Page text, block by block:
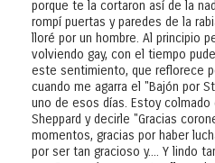
porque te la cortaron así de la
rompí puertas y paredes de la
lloré por un hombre. Al principio
volviendo gay, con el tiempo
este sentimiento, que reflorece
cuando me agarra el "Bajón por
uno de esos días. Estoy colmado
Sheppard y decirle "Gracias
momentos, gracias por haber
por ser tan gracioso y.... Y lindo